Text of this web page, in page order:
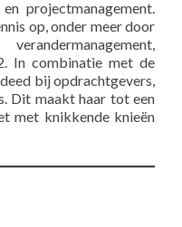
projectmanagement.
op, onder meer door
In combinatie met de
bij opdrachtgevers,
Dit maakt haar tot een
met knikkende knieën